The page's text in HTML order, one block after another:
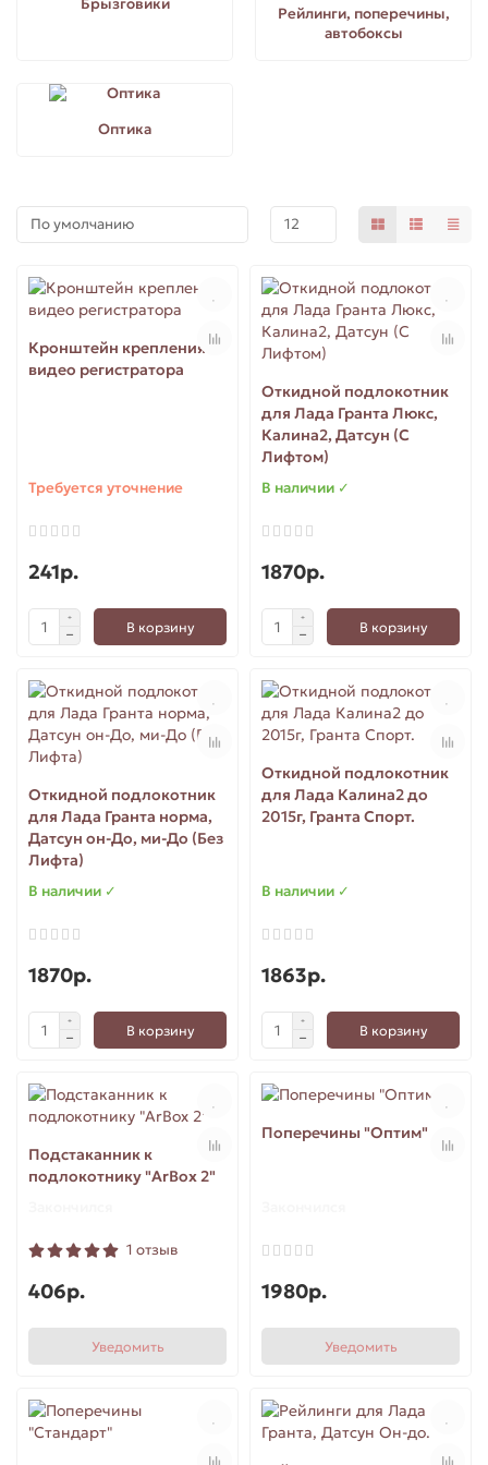
для Приора (Priora)
Брызговики
Рейлинги, поперечины,
автобоксы
Оптика
Кронштейн крепления
видео регистратора
Требуется уточнение
241р.
В корзину
Откидной подлокотник
для Лада Гранта Люкс,
Калина2, Датсун (С
Лифтом)
В наличии ✓
1870р.
В корзину
Откидной подлокотник
для Лада Гранта норма,
Датсун он-До, ми-До (Без
Лифта)
В наличии ✓
1870р.
В корзину
Откидной подлокотник
для Лада Калина2 до
2015г, Гранта Спорт.
В наличии ✓
1863р.
В корзину
Подстаканник к
подлокотнику "ArBox 2"
1 отзыв
406р.
Уведомить
Поперечины "Оптим"
1980р.
Уведомить